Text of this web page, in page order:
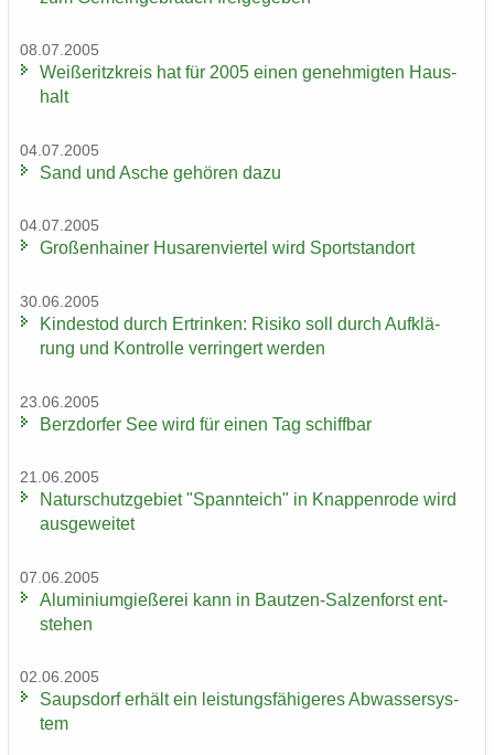
08.07.2005
Wei­ße­ritz­kreis hat für 2005 einen ge­neh­mig­ten Haus­
halt
04.07.2005
Sand und Asche ge­hö­ren dazu
04.07.2005
Gro­ßen­hai­ner Hu­sa­ren­vier­tel wird Sport­stand­ort
30.06.2005
Kin­des­tod durch Er­trin­ken: Ri­si­ko soll durch Auf­klä­
rung und Kon­trol­le ver­rin­gert wer­den
23.06.2005
Berz­dor­fer See wird für einen Tag schiff­bar
21.06.2005
Na­tur­schutz­ge­biet "Spann­teich" in Knap­pen­ro­de wird
aus­ge­wei­tet
07.06.2005
Alu­mi­ni­um­gie­ße­rei kann in Bautzen-​Salzenforst ent­
ste­hen
02.06.2005
Saups­dorf er­hält ein leis­tungs­fä­hi­ge­res Ab­was­ser­sys­
tem